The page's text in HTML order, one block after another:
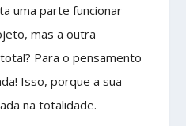
uma parte funcionar
mas a outra
Para o pensamento
Isso, porque a sua
na totalidade.